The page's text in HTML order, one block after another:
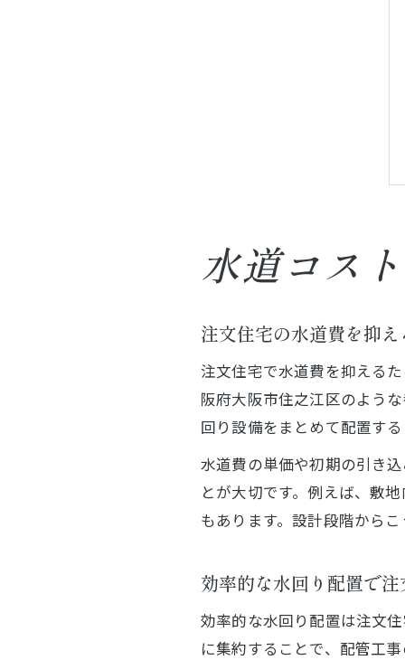
水道コス
注文住宅の水道費を抑
注文住宅で水道費を抑える
阪府大阪市住之江区のよう
回り設備をまとめて配置す
水道費の単価や初期の引き
とが大切です。例えば、敷
もあります。設計段階から
効率的な水回り配置で
効率的な水回り配置は注文
に集約することで、配管工